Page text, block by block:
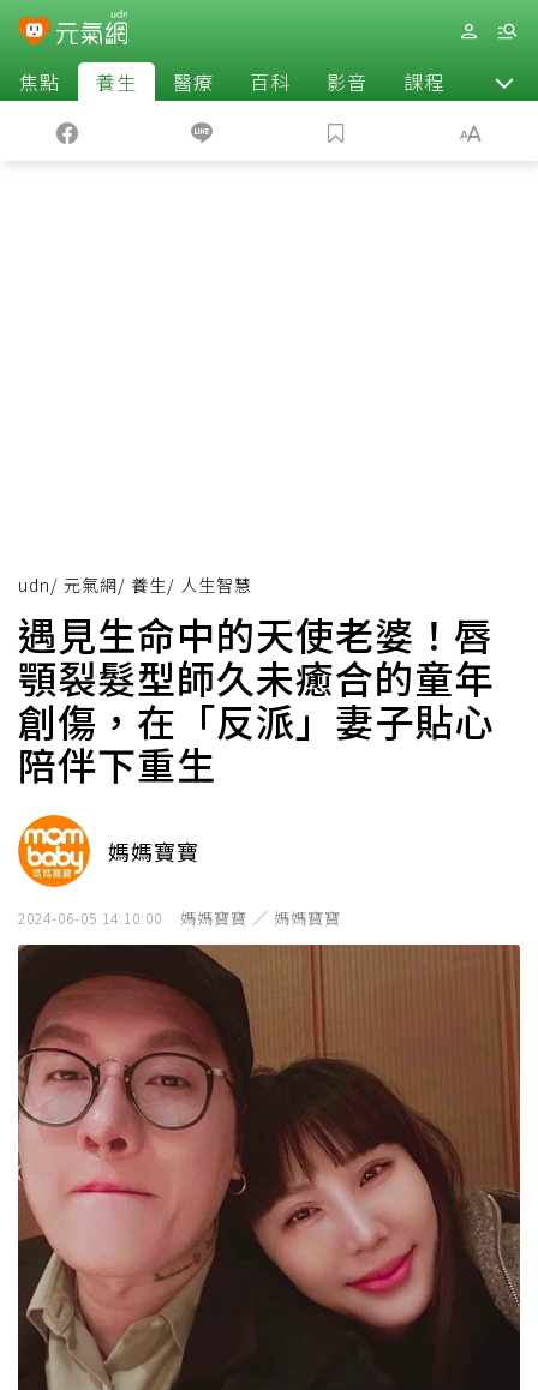
焦點 養生 醫療 百科 影音 課程 退休
udn/ 元氣網/ 養生/ 人生智慧
遇見生命中的天使老婆！唇
顎裂髮型師久未癒合的童年
創傷，在「反派」妻子貼心
陪伴下重生
媽媽寶寶
2024-06-05 14:10:00 媽媽寶寶 ／ 媽媽寶寶